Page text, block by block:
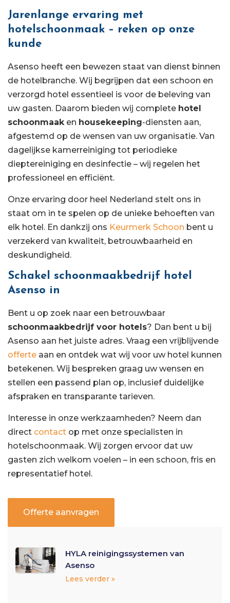
Jarenlange ervaring met
hotelschoonmaak – reken op onze
kunde
Asenso heeft een bewezen staat van dienst binnen
de hotelbranche. Wij begrijpen dat een schoon en
verzorgd hotel essentieel is voor de beleving van
uw gasten. Daarom bieden wij complete hotel
schoonmaaken housekeeping-diensten aan,
afgestemd op de wensen van uw organisatie. Van
dagelijkse kamerreiniging tot periodieke
dieptereiniging en desinfectie – wij regelen het
professioneel en efficiënt.
Onze ervaring door heel Nederland stelt ons in
staat om in te spelen op de unieke behoeften van
elk hotel. En dankzij ons Keurmerk Schoon bent u
verzekerd van kwaliteit, betrouwbaarheid en
deskundigheid.
Schakel schoonmaakbedrijf hotel
Asenso in
Bent u op zoek naar een betrouwbaar
schoonmaakbedrijf voor hotels? Dan bent u bij
Asenso aan het juiste adres. Vraag een vrijblijvende
offerte aan en ontdek wat wij voor uw hotel kunnen
betekenen. Wij bespreken graag uw wensen en
stellen een passend plan op, inclusief duidelijke
afspraken en transparante tarieven.
Interesse in onze werkzaamheden? Neem dan
direct contact op met onze specialisten in
hotelschoonmaak. Wij zorgen ervoor dat uw
gasten zich welkom voelen – in een schoon, fris en
representatief hotel.
Offerte aanvragen
HYLA reinigingssystemen van
Asenso
Lees verder »